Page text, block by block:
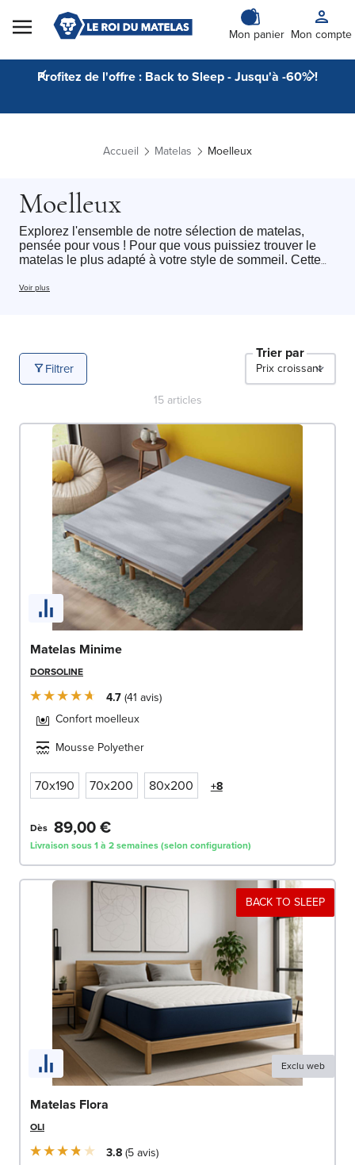
Skip to Content
Mon panier Mon compte
Profitez de l'offre : Back to Sleep - Jusqu'à -60% !
Accueil Matelas Moelleux
Moelleux
Explorez l'ensemble de notre sélection de matelas,
pensée pour vous ! Pour que vous puissiez trouver le
matelas le plus adapté à votre style de sommeil. Cette
confort Moelleux avec tous type de dimension du
Nous sélectionnons des modèles alliant confort,
durabilité et technologie afin de répondre aux attentes
des dormeurs les plus exigeants. Grâce à une offre
les matériaux, les niveaux de maintien et les formats
pour choisir le matelas qui correspond parfaitement à
vos besoins.
Voir plus
Filtrer
Trier par
15articles
Matelas Minime
DORSOLINE
4.7 41 avis
Confort moelleux
Mousse Polyether
70x190 70x200 80x200 +8
Dès 89,00 €
Livraison sous 1 à 2 semaines (selon configuration)
BACK TO SLEEP
Exclu web
Matelas Flora
OLI
3.8 5avis